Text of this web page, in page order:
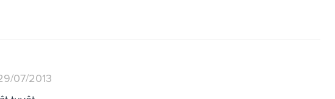
07/2013